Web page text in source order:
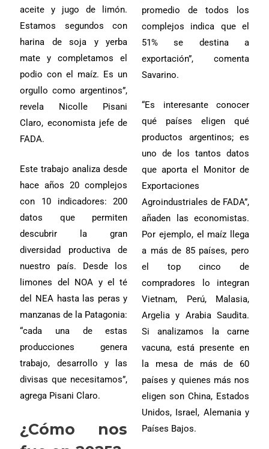
aceite y jugo de limón.
Estamos segundos con
harina de soja y yerba
mate y completamos el
podio con el maíz. Es un
orgullo como argentinos”,
revela Nicolle Pisani
Claro, economista jefe de
FADA.
Este trabajo analiza desde
hace años 20 complejos
con 10 indicadores: 200
datos que permiten
descubrir la gran
diversidad productiva de
nuestro país. Desde los
limones del NOA y el té
del NEA hasta las peras y
manzanas de la Patagonia:
“cada una de estas
producciones genera
trabajo, desarrollo y las
divisas que necesitamos”,
agrega Pisani Claro.
¿Cómo nos
promedio de todos los
complejos indica que el
51% se destina a
exportación”, comenta
Savarino.
“Es interesante conocer
qué países eligen qué
productos argentinos; es
uno de los tantos datos
que aporta el Monitor de
Exportaciones
Agroindustriales de FADA”,
añaden las economistas.
Por ejemplo, el maíz llega
a más de 85 países, pero
el top cinco de
compradores lo integran
Vietnam, Perú, Malasia,
Argelia y Arabia Saudita.
Si analizamos la carne
vacuna, está presente en
la mesa de más de 60
países y quienes más nos
eligen son China, Estados
Unidos, Israel, Alemania y
Países Bajos.